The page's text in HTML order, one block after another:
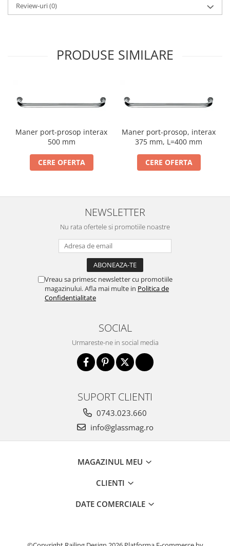
Review-uri(0)
PRODUSE SIMILARE
Maner port-prosop interax
500 mm
CERE OFERTA
Maner port-prosop, interax
375 mm, L=400 mm
CERE OFERTA
NEWSLETTER
Nu rata ofertele si promotiile noastre
Vreau sa primesc newsletter cu promotiile
magazinului. Afla mai multe in Politica de
Confidentialitate
SOCIAL
Urmareste-ne in social media
SUPORT CLIENTI
0743.023.660
info@glassmag.ro
MAGAZINUL MEU
CLIENTI
DATE COMERCIALE